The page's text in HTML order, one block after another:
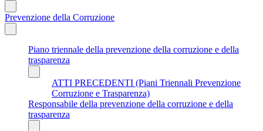
Prevenzione della Corruzione
Piano triennale della prevenzione della corruzione e della
trasparenza
ATTI PRECEDENTI (Piani Triennali Prevenzione
Corruzione e Trasparenza)
Responsabile della prevenzione della corruzione e della
trasparenza